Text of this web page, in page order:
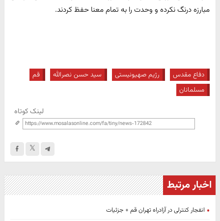
مبارزه درنگ نکرده و وحدت را به تمام معنا حفظ کردند.
دفاع مقدس رژیم صهیونیستی سید حسن نصرالله
قم
مسلمانان
لینک کوتاه
اخبار مرتبط
انفجار کنترلی در آزادراه تهران قم + جزئیات